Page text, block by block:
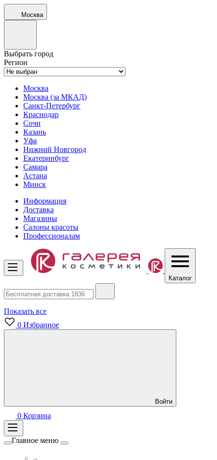
Москва
Выбрать город
Регион
Москва
Москва (за МКАД)
Санкт-Петербург
Краснодар
Сочи
Казань
Уфа
Нижний Новгород
Екатеринбург
Самара
Астана
Минск
Информация
Доставка
Магазины
Салоны красоты
Профессионалам
Каталог
Показать все
0 Избранное
Войти
0 Корзина
Главное меню